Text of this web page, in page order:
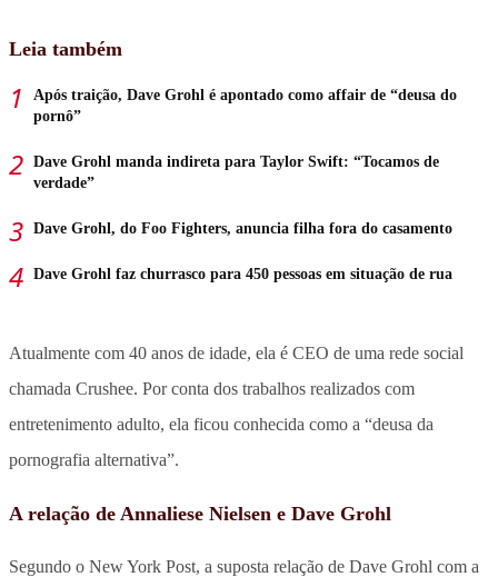
Leia também
Após traição, Dave Grohl é apontado como affair de “deusa do
pornô”
Dave Grohl manda indireta para Taylor Swift: “Tocamos de
verdade”
Dave Grohl, do Foo Fighters, anuncia filha fora do casamento
Dave Grohl faz churrasco para 450 pessoas em situação de rua
Atualmente com 40 anos de idade, ela é CEO de uma rede social
chamada Crushee. Por conta dos trabalhos realizados com
entretenimento adulto, ela ficou conhecida como a “deusa da
pornografia alternativa”.
A relação de Annaliese Nielsen e Dave Grohl
Segundo o New York Post, a suposta relação de Dave Grohl com a